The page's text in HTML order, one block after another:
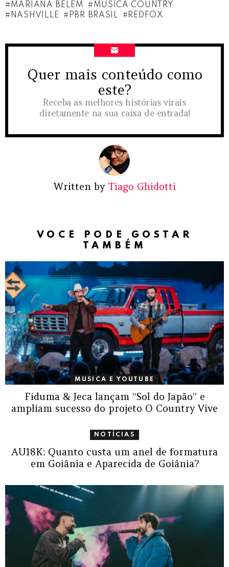
MARIANA BELÉM
MÚSICA COUNTRY
NASHVILLE
PBR BRASIL REDFOX
NEWSLETTER
Quer mais conteúdo como
este?
Receba as melhores histórias virais
diretamente na sua caixa de entrada!
Written by Tiago Ghidotti
VOCÊ PODE GOSTAR
TAMBÉM
MUSICA E YOUTUBE
Fiduma & Jeca lançam “Sol do Japão” e
ampliam sucesso do projeto O Country Vive
NOTÍCIAS
AU18K: Quanto custa um anel de formatura
em Goiânia e Aparecida de Goiânia?